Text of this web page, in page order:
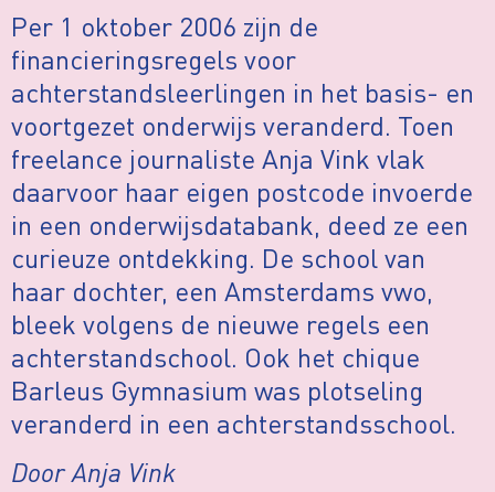
Per 1 oktober 2006 zijn de
financieringsregels voor
achterstandsleerlingen in het basis- en
voortgezet onderwijs veranderd. Toen
freelance journaliste Anja Vink vlak
daarvoor haar eigen postcode invoerde
in een onderwijsdatabank, deed ze een
curieuze ontdekking. De school van
haar dochter, een Amsterdams vwo,
bleek volgens de nieuwe regels een
achterstandschool. Ook het chique
Barleus Gymnasium was plotseling
veranderd in een achterstandsschool.
Door Anja Vink